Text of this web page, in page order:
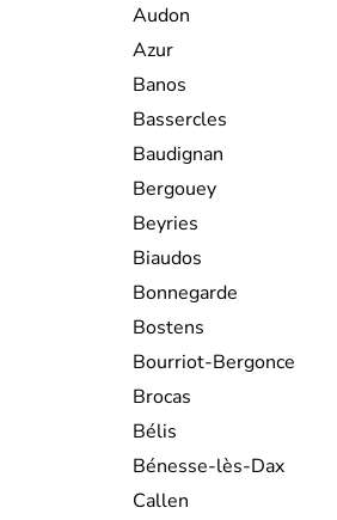
Audon
Azur
Banos
Bassercles
Baudignan
Bergouey
Beyries
Biaudos
Bonnegarde
Bostens
Bourriot-Bergonce
Brocas
Bélis
Bénesse-lès-Dax
Callen